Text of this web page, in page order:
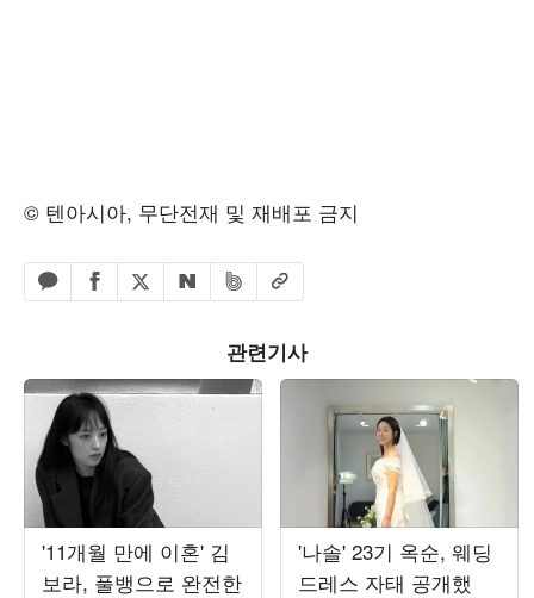
© 텐아시아, 무단전재 및 재배포 금지
카카오톡 공유하기
페이스북 공유하기
엑스 공유하기
네이버 공유하기
밴드 공유하기
URL복사
관련기사
'11개월 만에 이혼' 김
보라, 풀뱅으로 완전한
'나솔' 23기 옥순, 웨딩
드레스 자태 공개했